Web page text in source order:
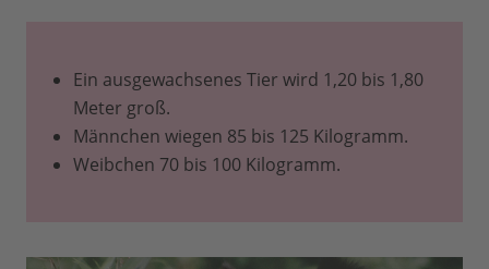
Ein ausgewachsenes Tier wird 1,20 bis 1,80
Meter groß.
Männchen wiegen 85 bis 125 Kilogramm.
Weibchen 70 bis 100 Kilogramm.